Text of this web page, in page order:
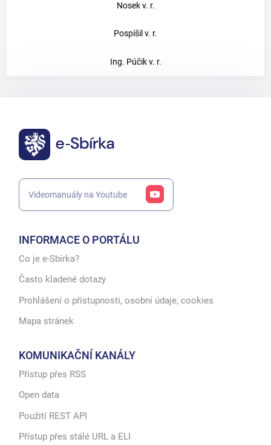
Nosek v. r.
Pospíšil v. r.
Ing. Púčik v. r.
Videomanuály na Youtube
INFORMACE O PORTÁLU
Co je e-Sbírka?
Často kladené dotazy
Prohlášení o přístupnosti, osobní údaje, cookies
Mapa stránek
KOMUNIKAČNÍ KANÁLY
Přístup přes RSS
Open data
Použití REST API
Přístup přes stálé URL a ELI